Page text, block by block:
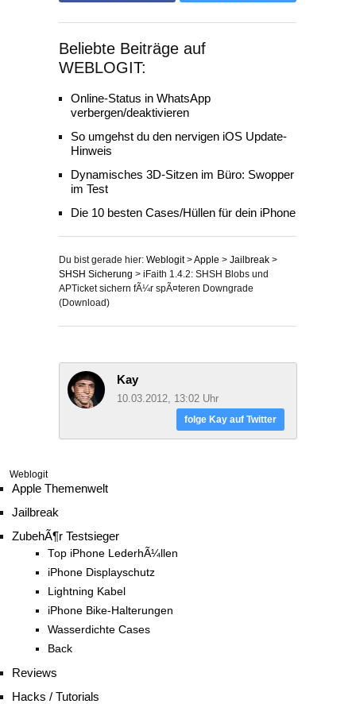
Beliebte Beiträge auf
WEBLOGIT:
Online-Status in WhatsApp
verbergen/deaktivieren
So umgehst du den nervigen iOS Update-
Hinweis
Dynamisches 3D-Sitzen im Büro: Swopper
im Test
Die 10 besten Cases/Hüllen für dein iPhone
Du bist gerade hier: Weblogit>Apple > Jailbreak >
SHSH Sicherung > iFaith 1.4.2: SHSH Blobs und
APTicket sichern fÃ¼r spÃ¤teren Downgrade
(Download)
Kay
10.03.2012, 13:02 Uhr
folge Kay auf Twitter
Weblogit
Apple Themenwelt
Jailbreak
ZubehÃ¶r Testsieger
Top iPhone LederhÃ¼llen
iPhone Displayschutz
Lightning Kabel
iPhone Bike-Halterungen
Wasserdichte Cases
Back
Reviews
Hacks / Tutorials